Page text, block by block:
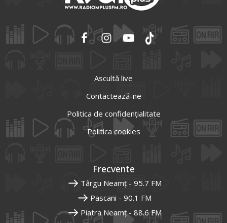
Ascultă live
Contactează-ne
Politica de confidențialitate
Politica cookies
Frecvente
Târgu Neamț - 95.7 FM
Pascani - 90.1 FM
Piatra Neamț - 88.6 FM